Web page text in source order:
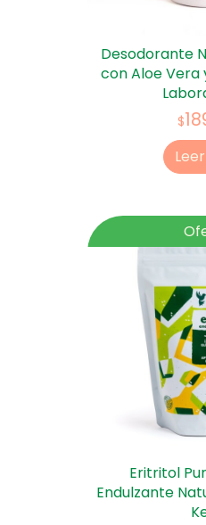
Desodorante
con Aloe Vera
$
Eritritol
Endulzante